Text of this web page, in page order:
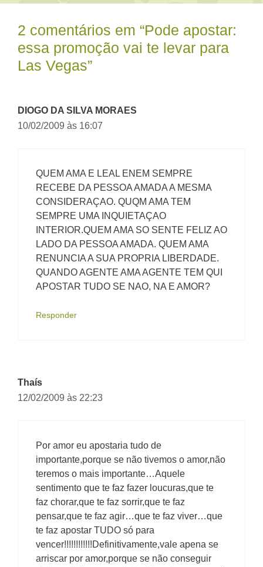
2 comentários em “Pode apostar:
essa promoção vai te levar para
Las Vegas”
DIOGO DA SILVA MORAES
10/02/2009 às 16:07
QUEM AMA E LEAL ENEM SEMPRE
RECEBE DA PESSOA AMADA A MESMA
CONSIDERAÇAO. QUQM AMA TEM
SEMPRE UMA INQUIETAÇAO
INTERIOR.QUEM AMA SO SENTE FELIZ AO
LADO DA PESSOA AMADA. QUEM AMA
RENUNCIA A SUA PROPRIA LIBERDADE.
QUANDO AGENTE AMA AGENTE TEM QUI
APOSTAR TUDO SE NAO, NA E AMOR?
Responder
Thaís
12/02/2009 às 22:23
Por amor eu apostaria tudo de
importante,porque se não tivemos o amor,não
teremos o mais importante…Aquele
sentimento que te faz fazer loucuras,que te
faz chorar,que te faz sorrir,que te faz
pensar,que te faz agir…que te faz viver…que
te faz apostar TUDO só para
vencer!!!!!!!!!!!!Definitivamente,vale apena se
arriscar por amor,porque se não conseguir